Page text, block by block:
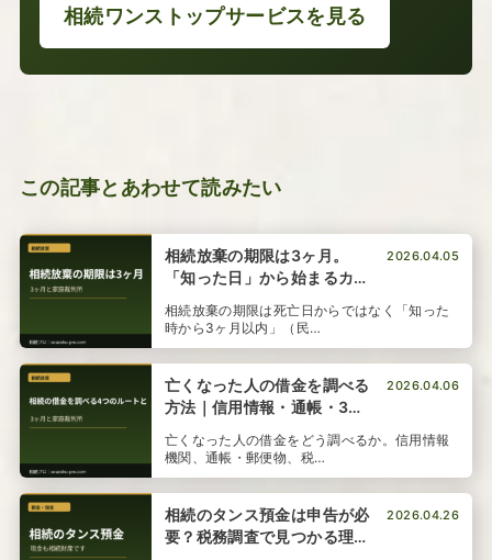
相続ワンストップサービスを見る
この記事とあわせて読みたい
相続放棄の期限は3ヶ月。
「知った日」から始まるカウ
相続放棄の期限は死亡日からではなく「知った
時から3ヶ月以内」（民…
2026.04.05
亡くなった人の借金を調べる
方法｜信用情報・通帳・3ヶ
亡くなった人の借金をどう調べるか。信用情報
機関、通帳・郵便物、税…
2026.04.06
相続のタンス預金は申告が必
要？税務調査で見つかる理由
2026.04.26